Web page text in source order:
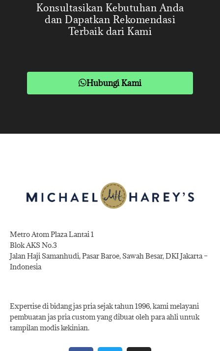
Konsultasikan Kebutuhan Anda
dan Dapatkan Rekomendasi
Terbaik dari Kami
Hubungi Kami
Metro Atom Plaza Lantai 1
Blok AKS No.3
Jalan Haji Samanhudi, Pasar Baroe, Sawah Besar, DKI Jakarta –
Indonesia
Expertise di bidang jas pria sejak tahun 1996, kami melayani
pembuatan jas pria custom yang dibuat oleh para ahli untuk
tampilan modis kekinian.